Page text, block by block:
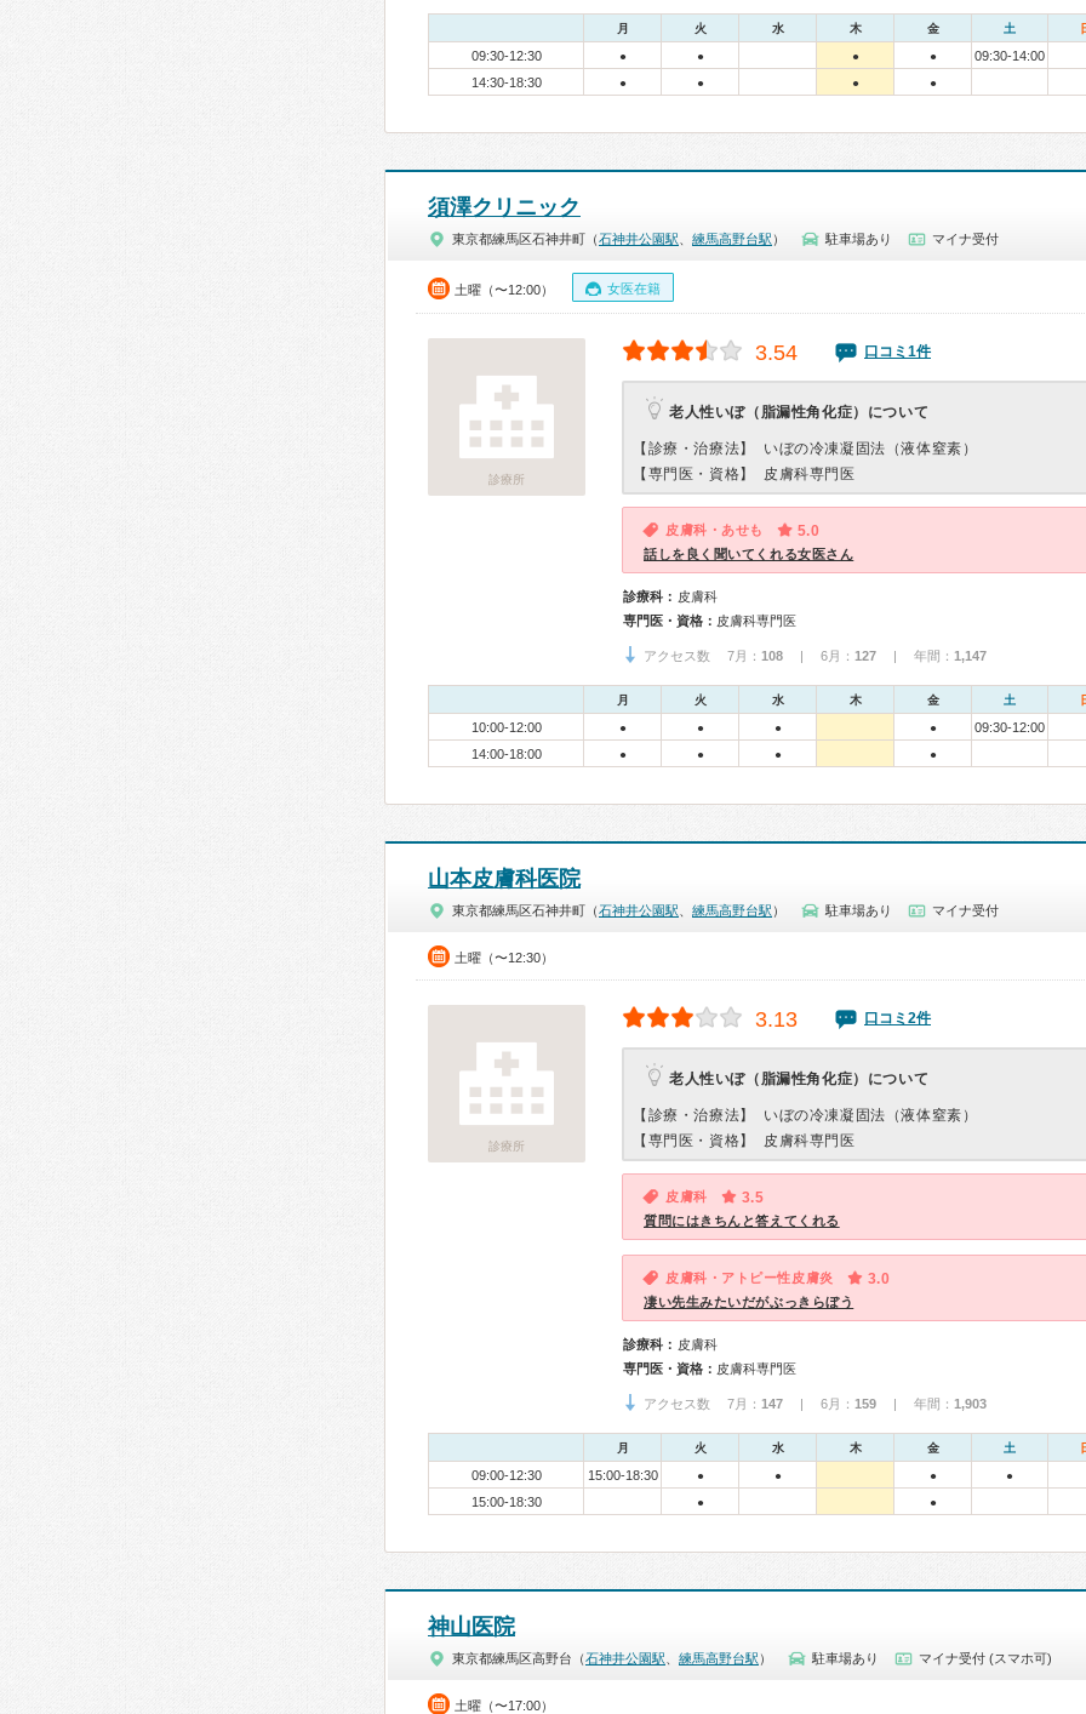
月 火 水 木 金 土
09:30-12:30 ● ● ● ●
09:30-14:00
14:30-18:30
● ● ● ●
須澤クリニック
東京都練馬区石神井町（石神井公園駅 練馬高野台駅 ） 駐車場あり マイナ受付
土曜（〜12:00） 女医在籍
診療所
3.54 口コミ1件
老人性いぼ（脂漏性角化症）について
【診療・治療法】
いぼの冷凍凝固法（液体窒素）
【専門医・資格】
皮膚科専門医
皮膚科・あせも 5.0
話しを良く聞いてくれる女医さん
診療科： 皮膚科
専門医・資格： 皮膚科専門医
アクセス数 7月： 108 | 6月： 127 | 年間： 1,147
月 火 水 木 金 土
10:00-12:00 ● ● ● ●
09:30-12:00
14:00-18:00
● ● ● ●
山本皮膚科医院
東京都練馬区石神井町（石神井公園駅 練馬高野台駅 ） 駐車場あり マイナ受付
土曜（〜12:30）
診療所
3.13 口コミ2件
老人性いぼ（脂漏性角化症）について
【診療・治療法】
いぼの冷凍凝固法（液体窒素）
【専門医・資格】
皮膚科専門医
皮膚科 3.5
質問にはきちんと答えてくれる
皮膚科・アトピー性皮膚炎 3.0
凄い先生みたいだがぶっきらぼう
診療科： 皮膚科
専門医・資格： 皮膚科専門医
アクセス数 7月： 147 | 6月： 159 | 年間： 1,903
月 火 水 木 金 土
09:00-12:30 15:00-18:30 ● ● ● ●
15:00-18:30 ● ●
神山医院
東京都練馬区高野台（石神井公園駅 練馬高野台駅 ） 駐車場あり マイナ受付 (スマホ可)
土曜（〜17:00）